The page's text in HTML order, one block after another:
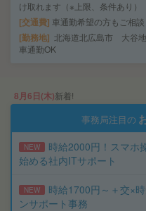
け取れます（※上限、条件あり）
交通費 車通勤希望の方もご相
勤務地
北海道北広島市 大谷
車通勤OK
8月6日(木)新着!
事務局注目の
NEW
時給2000円！スマホ
始める社内ITサポート
NEW
時給1700円～＋交×
ンサポート事務